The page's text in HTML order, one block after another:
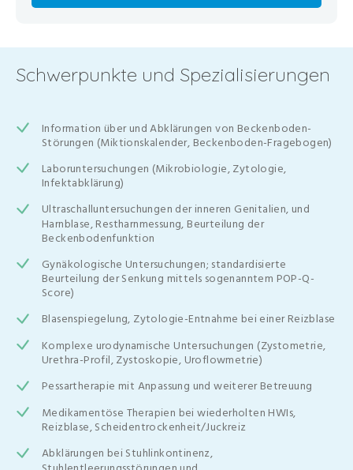
Schwerpunkte und Spezialisierungen
Information über und Abklärungen von Beckenboden-
Störungen (Miktionskalender, Beckenboden-Fragebogen)
Laboruntersuchungen (Mikrobiologie, Zytologie,
Infektabklärung)
Ultraschalluntersuchungen der inneren Genitalien, und
Harnblase, Restharnmessung, Beurteilung der
Beckenbodenfunktion
Gynäkologische Untersuchungen; standardisierte
Beurteilung der Senkung mittels sogenanntem POP-Q-
Score)
Blasenspiegelung, Zytologie-Entnahme bei einer Reizblase
Komplexe urodynamische Untersuchungen (Zystometrie,
Urethra-Profil, Zystoskopie, Uroflowmetrie)
Pessartherapie mit Anpassung und weiterer Betreuung
Medikamentöse Therapien bei wiederholten HWIs,
Reizblase, Scheidentrockenheit/Juckreiz
Abklärungen bei Stuhlinkontinenz,